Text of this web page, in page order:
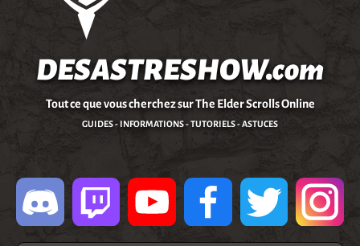
DESASTRESHOW.com
Tout ce que vous cherchez sur The Elder Scrolls Online
GUIDES - INFORMATIONS - TUTORIELS - ASTUCES